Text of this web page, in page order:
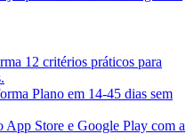
12 critérios práticos para
Plano em 14-45 dias sem
App Store e Google Play com a